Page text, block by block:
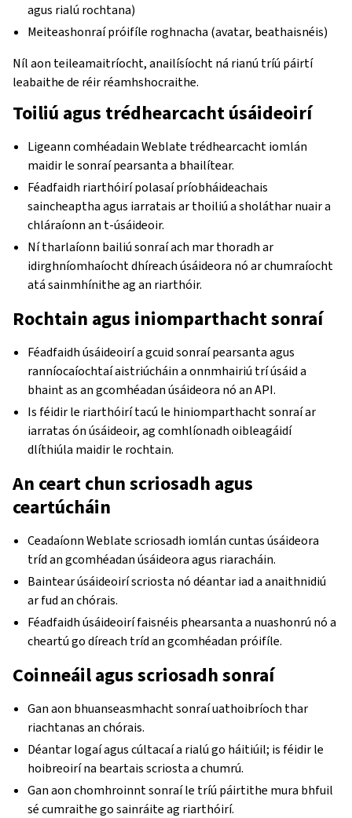
agus rialú rochtana)
Meiteashonraí próifíle roghnacha (avatar, beathaisnéis)
Níl aon teileamaitríocht, anailísíocht ná rianú tríú páirtí
leabaithe de réir réamhshocraithe.
Toiliú agus trédhearcacht úsáideoirí
Ligeann comhéadain Weblate trédhearcacht iomlán
maidir le sonraí pearsanta a bhailítear.
Féadfaidh riarthóirí polasaí príobháideachais
saincheaptha agus iarratais ar thoiliú a sholáthar nuair a
chláraíonn an t-úsáideoir.
Ní tharlaíonn bailiú sonraí ach mar thoradh ar
idirghníomhaíocht dhíreach úsáideora nó ar chumraíocht
atá sainmhínithe ag an riarthóir.
Rochtain agus iniomparthacht sonraí
Féadfaidh úsáideoirí a gcuid sonraí pearsanta agus
ranníocaíochtaí aistriúcháin a onnmhairiú trí úsáid a
bhaint as an gcomhéadan úsáideora nó an API.
Is féidir le riarthóirí tacú le hiniomparthacht sonraí ar
iarratas ón úsáideoir, ag comhlíonadh oibleagáidí
dlíthiúla maidir le rochtain.
An ceart chun scriosadh agus
ceartúcháin
Ceadaíonn Weblate scriosadh iomlán cuntas úsáideora
tríd an gcomhéadan úsáideora agus riaracháin.
Baintear úsáideoirí scriosta nó déantar iad a anaithnidiú
ar fud an chórais.
Féadfaidh úsáideoirí faisnéis phearsanta a nuashonrú nó a
cheartú go díreach tríd an gcomhéadan próifíle.
Coinneáil agus scriosadh sonraí
Gan aon bhuanseasmhacht sonraí uathoibríoch thar
riachtanas an chórais.
Déantar logaí agus cúltacaí a rialú go háitiúil; is féidir le
hoibreoirí na beartais scriosta a chumrú.
Gan aon chomhroinnt sonraí le tríú páirtithe mura bhfuil
sé cumraithe go sainráite ag riarthóirí.